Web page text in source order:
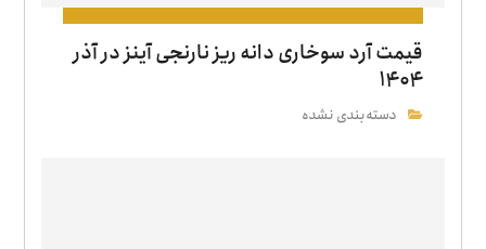
قیمت آرد سوخاری دانه‌ ریز نارنجی آینز در آذر
۱۴۰۴
دسته‌بندی نشده